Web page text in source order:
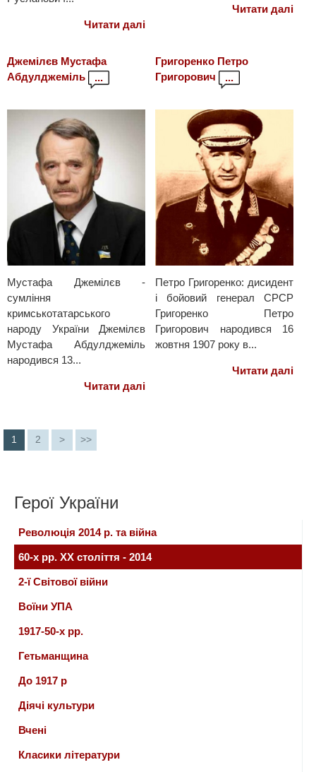
Читати далі
Читати далі
Джемілєв Мустафа
Абдулджеміль
...
Мустафа Джемілєв -
сумління
кримськотатарського
народу України Джемілєв
Мустафа Абдулджеміль
народився 13...
Читати далі
Григоренко Петро
Григорович
...
Петро Григоренко: дисидент
і бойовий генерал СРСР
Григоренко Петро
Григорович народився 16
жовтня 1907 року в...
Читати далі
1 2 > >>
Герої України
Революція 2014 р. та війна
60-х рр. ХХ століття - 2014
2-ї Світової війни
Воїни УПА
1917-50-х рр.
Гетьманщина
До 1917 р
Діячі культури
Вчені
Класики літератури